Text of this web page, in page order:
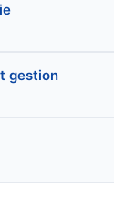
gestion